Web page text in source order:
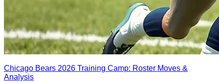
Chicago Bears 2026 Training Camp: Roster Moves &
Analysis